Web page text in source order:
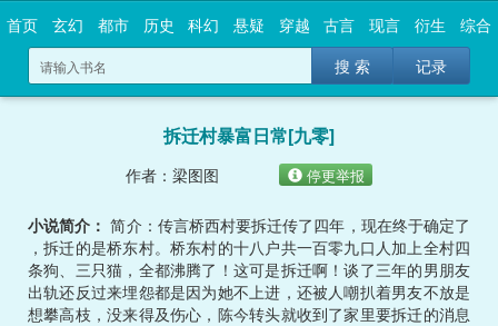
首页 玄幻 都市 历史 科幻 悬疑 穿越 古言 现言 衍生
综合
搜 索
记录
拆迁村暴富日常[九零]
作者：梁图图 停更举报
小说简介： 简介：传言桥西村要拆迁传了四年，现在终于确定了
，拆迁的是桥东村。桥东村的十八户共一百零九口人加上全村四
条狗、三只猫，全都沸腾了！这可是拆迁啊！谈了三年的男朋友
出轨还反过来埋怨都是因为她不上进，还被人嘲扒着男友不放是
想攀高枝，没来得及伤心，陈今转头就收到了家里要拆迁的消息